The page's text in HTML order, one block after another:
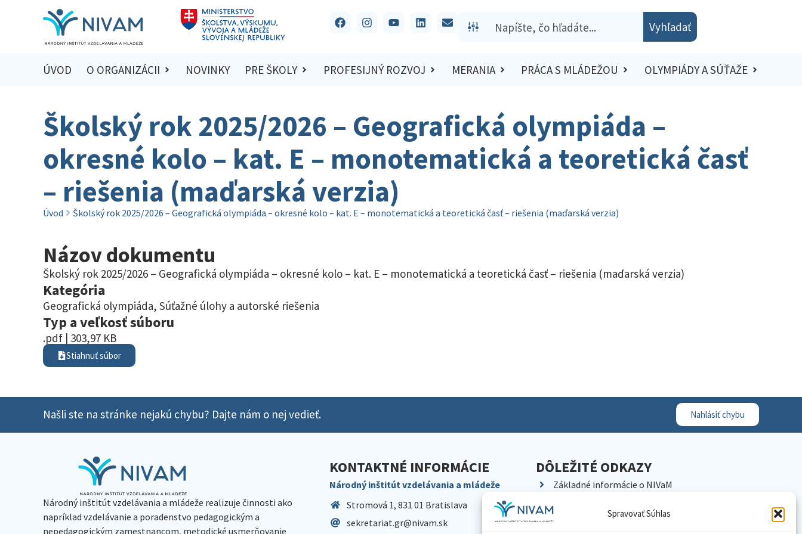
Spravovať Súhlas
Vyhľadať
ÚVOD O ORGANIZÁCII NOVINKY PRE ŠKOLY PROFESIJNÝ ROZVOJ MERANIA PRÁCA S MLÁDEŽOU OLYMPIÁDY A SÚŤAŽE
Školský rok 2025/2026 – Geografická olympiáda –
okresné kolo – kat. E – monotematická a teoretická časť
– riešenia (maďarská verzia)
Úvod Školský rok 2025/2026 – Geografická olympiáda – okresné kolo – kat. E – monotematická a teoretická časť – riešenia (maďarská verzia)
Názov dokumentu
Školský rok 2025/2026 – Geografická olympiáda – okresné kolo – kat. E – monotematická a teoretická časť – riešenia (maďarská verzia)
Kategória
Geografická olympiáda, Súťažné úlohy a autorské riešenia
Typ a veľkosť súboru
.pdf | 303,97 KB
Stiahnuť súbor
Našli ste na stránke nejakú chybu? Dajte nám o nej vedieť. Nahlásiť chybu
Národný inštitút vzdelávania a mládeže realizuje činnosti ako
napríklad vzdelávanie a poradenstvo pedagogickým a
nepedagogickým zamestnancom, metodické usmerňovanie
KONTAKTNÉ INFORMÁCIE
Národný inštitút vzdelávania a mládeže
Stromová 1, 831 01 Bratislava
sekretariat.gr@nivam.sk
DÔLEŽITÉ ODKAZY
Základné informácie o NIVaM
Kariéra